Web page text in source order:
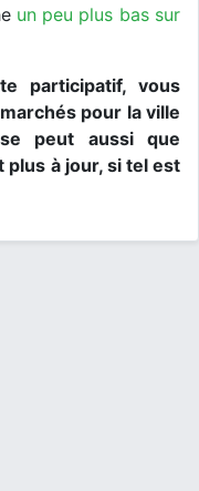
un peu plus bas sur
participatif, vous
pour la ville
peut aussi que
à jour, si tel est